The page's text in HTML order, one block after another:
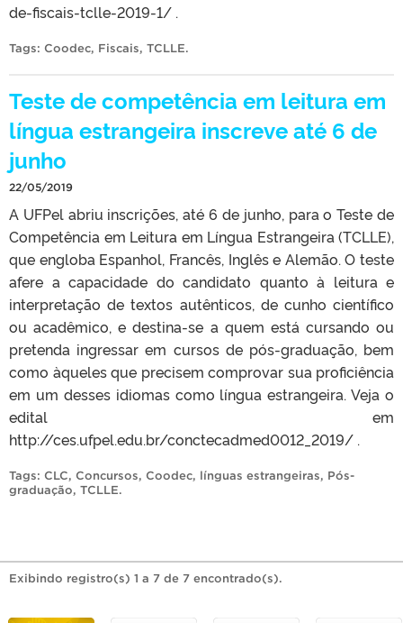
de-fiscais-tclle-2019-1/ .
Tags: Coodec, Fiscais, TCLLE.
Teste de competência em leitura em
língua estrangeira inscreve até 6 de
junho
22/05/2019
A UFPel abriu inscrições, até 6 de junho, para o Teste de
Competência em Leitura em Língua Estrangeira (TCLLE),
que engloba Espanhol, Francês, Inglês e Alemão. O teste
afere a capacidade do candidato quanto à leitura e
interpretação de textos autênticos, de cunho científico
ou acadêmico, e destina-se a quem está cursando ou
pretenda ingressar em cursos de pós-graduação, bem
como àqueles que precisem comprovar sua proficiência
em um desses idiomas como língua estrangeira. Veja o
edital em
http://ces.ufpel.edu.br/conctecadmed0012_2019/ .
Tags: CLC, Concursos, Coodec, línguas estrangeiras, Pós-
graduação, TCLLE.
Exibindo registro(s) 1 a 7 de 7 encontrado(s).